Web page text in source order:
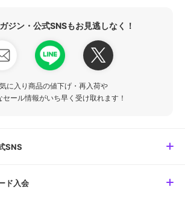
ジン・公式SNSもお見逃しなく！
に入り商品の値下げ・再入荷や
セール情報がいち早く受け取れます！
SNS
ド入会